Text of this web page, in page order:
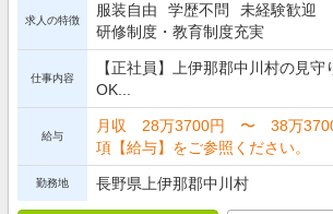
求人の特徴
服装自由 学歴不問
未経験歓迎
研修制度・教育制度充実
仕事内容
【正社員】上伊那郡中川村の見
OK...
給与
月収 28万3700円 〜 38万3700
項【給与】をご参照ください。
勤務地 長野県上伊那郡中川村